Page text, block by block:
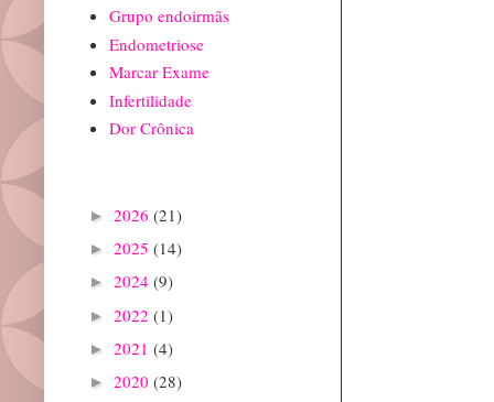
Grupo endoirmãs
Endometriose
Marcar Exame
Infertilidade
Dor Crônica
► 2026 (21)
► 2025 (14)
► 2024 (9)
► 2022 (1)
► 2021 (4)
► 2020 (28)